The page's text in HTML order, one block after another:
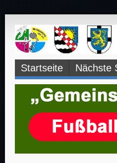
Navigation
überspringen
Startseite Nächste